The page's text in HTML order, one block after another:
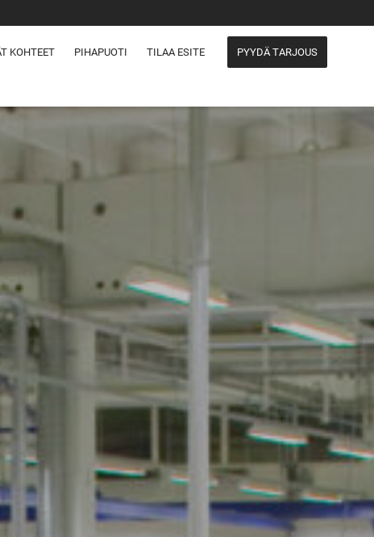
KOHTEET PIHAPUOTI TILAA ESITE PYYDÄ TARJOUS